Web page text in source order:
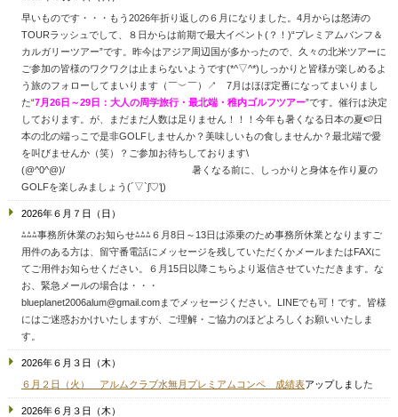
早いものです・・・もう2026年折り返しの６月になりました。4月からは怒涛の
TOURラッシュでして、８日からは前期で最大イベント(？！)“プレミアムバンフ＆
カルガリーツアー”です。昨今はアジア周辺国が多かったので、久々の北米ツアーに
ご参加の皆様のワクワクは止まらないようです(*^▽^*)しっかりと皆様が楽しめるよ
う旅のフォローしてまいります（￣︶￣）↗ 7月はほぼ定番になってまいりまし
た“7月26日～29日：大人の周学旅行・最北端・稚内ゴルフツアー”です。催行は決定
しております。が、まだまだ人数は足りません！！！今年も暑くなる日本の夏🍉日
本の北の端っこで是非GOLFしませんか？美味しいもの食しませんか？最北端で愛
を叫びませんか（笑）？ご参加お待ちしております\
(@^0^@)/ 暑くなる前に、しっかりと身体を作り夏の
GOLFを楽しみましょう(´▽`ʃ♡ƪ)
2026年６月７日（日）
⁂⁂⁂事務所休業のお知らせ⁂⁂⁂６月8日～13日は添乗のため事務所休業となりますご
用件のある方は、留守番電話にメッセージを残していただくかメールまたはFAXに
てご用件お知らせください。６月15日以降こちらより返信させていただきます。な
お、緊急メールの場合は・・・
blueplanet2006alum@gmail.comまでメッセージください。 LINEでも可！です。皆様
にはご迷惑おかけいたしますが、ご理解・ご協力のほどよろしくお願いいたしま
す。
2026年６月３日（木）
６月２日（火） アルムクラブ水無月プレミアムコンペ 成績表アップしました
2026年６月３日（木）